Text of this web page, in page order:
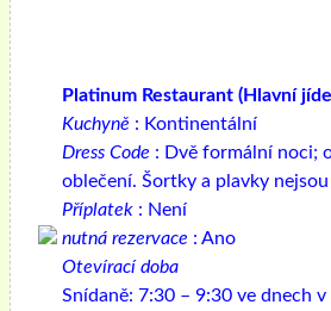
Platinum Restaurant (Hlavní
Kuchyně : Kontinentální
Dress Code : Dvě formální noci;
oblečení. Šortky a plavky
Příplatek : Není
nutná rezervace : Ano
Otevírací doba
Snídaně: 7:30 – 9:30 ve dnech